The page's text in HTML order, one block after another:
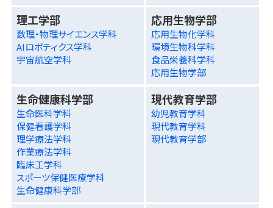
理工学部
数理・物理サイエンス学科
AIロボティクス学科
宇宙航空学科
応用生物学部
応用生物化学科
環境生物科学科
食品栄養科学科
応用生物学部
生命健康科学部
生命医科学科
保健看護学科
理学療法学科
作業療法学科
臨床工学科
スポーツ保健医療学科
生命健康科学部
現代教育学部
幼児教育学科
現代教育学科
現代教育学部